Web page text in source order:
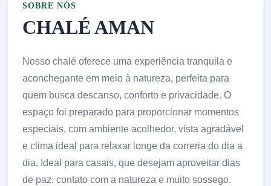
SOBRE NÓS
CHALÉ AMAN
Nosso chalé oferece uma experiência tranquila e
aconchegante em meio à natureza, perfeita para
quem busca descanso, conforto e privacidade. O
espaço foi preparado para proporcionar momentos
especiais, com ambiente acolhedor, vista agradável
e clima ideal para relaxar longe da correria do dia a
dia. Ideal para casais, que desejam aproveitar dias
de paz, contato com a natureza e muito sossego.